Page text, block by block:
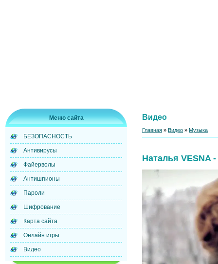
Меню сайта
БЕЗОПАСНОСТЬ
Антивирусы
Файерволы
Антишпионы
Пароли
Шифрование
Карта сайта
Онлайн игры
Видео
Видео
Главная » Видео » Музыка
Наталья VESNA